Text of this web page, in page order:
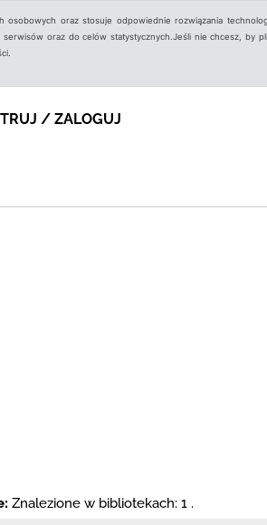
oraz stosuje odpowiednie rozwiązania
oraz do celów statystycznych.Jeśli nie chcesz, by
/ ZALOGUJ
Znalezione w bibliotekach: 1 .